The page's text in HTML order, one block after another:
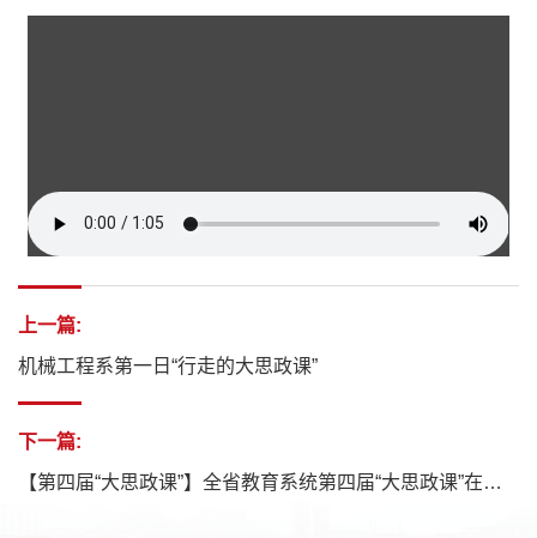
上一篇:
机械工程系第一日“行走的大思政课”
下一篇:
【第四届“大思政课”】全省教育系统第四届“大思政课”在贵州装备制造职业学院举行